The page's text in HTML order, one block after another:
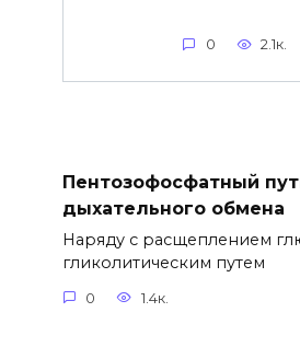
0 2.1к.
Пентозофосфатный
дыхательного обмена
Наряду с расщеплением
гликолитическим путем
0 1.4к.